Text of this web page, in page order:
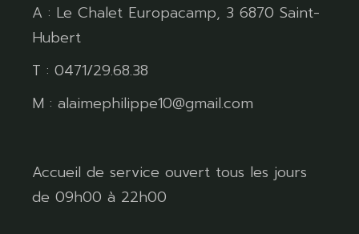
A : Le Chalet Europacamp, 3 6870 Saint-
Hubert
T : 0471/29.68.38
M : alaimephilippe10@gmail.com
Accueil de service ouvert tous les jours
de 09h00 à 22h00